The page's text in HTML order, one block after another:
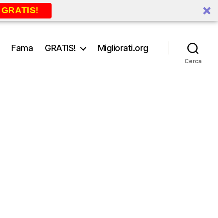
Fama GRATIS! Migliorati.org
Cerca